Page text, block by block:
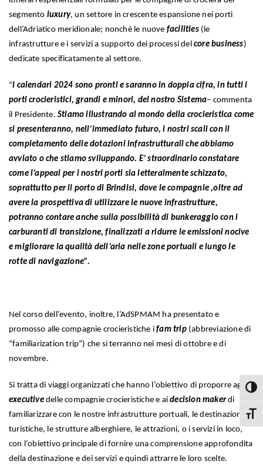
segmento luxury, un settore in crescente espansione nei porti
dell’Adriatico meridionale; nonchè le nuove facilities(le
infrastrutture e i servizi a supporto dei processi delcore business)
dedicate specificatamente al settore.
“I calendari 2024 sono pronti e saranno in doppia cifra, in tutti i
porti crocieristici, grandi e minori, del nostro Sistema– commenta
il Presidente. Stiamo illustrando al mondo della crocieristica come
si presenteranno, nell’immediato futuro, i nostri scali con il
completamento delle dotazioni infrastrutturali che abbiamo
avviato o che stiamo sviluppando. E’ straordinario constatare
come l’appeal per i nostri porti sia letteralmente schizzato,
soprattutto per il porto di Brindisi, dove le compagnie ,oltre ad
avere la prospettiva di utilizzare le nuove infrastrutture,
potranno contare anche sulla possibilità di bunkeraggio con i
carburanti di transizione, finalizzati a ridurre le emissioni nocive
e migliorare la qualità dell’aria nelle zone portuali e lungo le
rotte di navigazione”.
Nel corso dell’evento, inoltre, l’AdSPMAM ha presentato e
promosso alle compagnie crocieristiche ifam trip(abbreviazione di
“familiarization trip”) che si terranno nei mesi di ottobre e di
novembre.
Si tratta di viaggi organizzati che hanno l’obiettivo di proporre agli
executivedelle compagnie crocieristiche e aidecision makerdi
familiarizzare con le nostre infrastrutture portuali, le destinazioni
turistiche, le strutture alberghiere, le attrazioni, o i servizi in loco,
con l’obiettivo principale di fornire una comprensione approfondita
della destinazione e dei servizi e quindi attrarre le loro scelte.